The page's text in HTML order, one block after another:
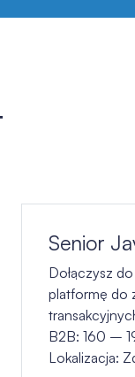
Senior
Dołączysz
platformę do
B2B: 160 –
Lokalizacja: